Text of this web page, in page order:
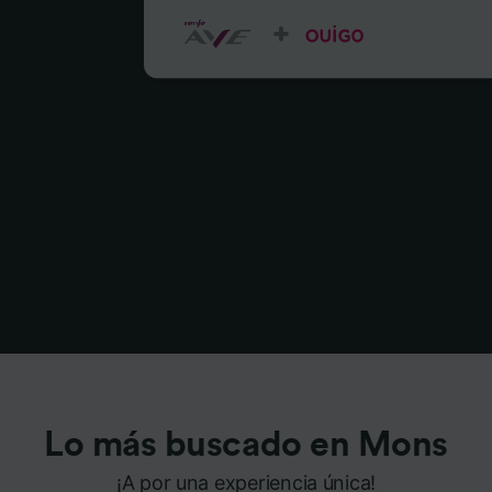
Lo más buscado en Mons
¡A por una experiencia única!